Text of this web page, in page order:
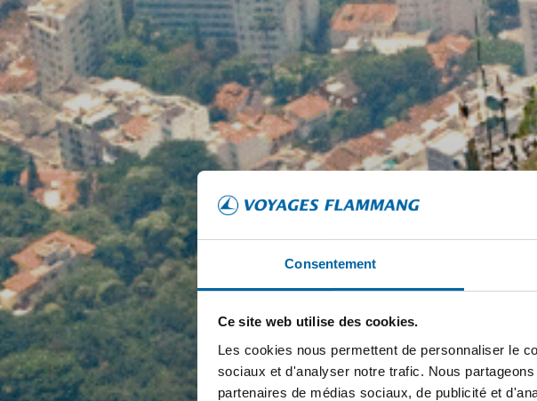
Consentement
Ce site web utilise des cookies.
Les cookies nous permettent de personnaliser le
sociaux et d'analyser notre trafic. Nous
partenaires de médias sociaux, de publicité et